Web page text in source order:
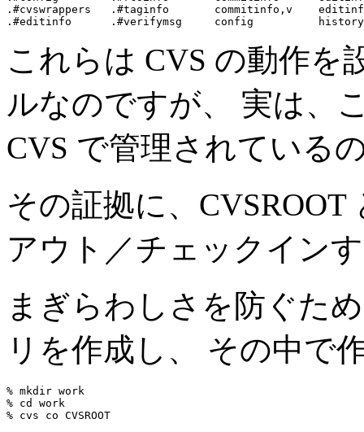
.#cvswrappers   .#taginfo       commitinfo,v
これらは CVS の動作を
ルなのですが、 実は、
CVS で管理されている
その証拠に、
アウト／チェックイン
まぎらわしさを防ぐた
リを作成し、 その中で
% mkdir work
% cd work
% cvs co CVSROOT